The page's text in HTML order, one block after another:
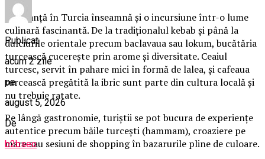
O vacanță în Turcia înseamnă și o incursiune într-o lume
culinară fascinantă. De la tradiționalul kebab și până la
dulciurile orientale precum baclavaua sau lokum, bucătăria
turcească cucerește prin arome și diversitate. Ceaiul
turcesc, servit în pahare mici în formă de lalea, și cafeaua
turcească pregătită la ibric sunt parte din cultura locală și
nu trebuie ratate.
Pe lângă gastronomie, turiștii se pot bucura de experiențe
autentice precum băile turcești (hammam), croaziere pe
mare sau sesiuni de shopping în bazarurile pline de culoare.
Publicat
acum 2 zile
pe
august 5, 2026
De
b2bseo